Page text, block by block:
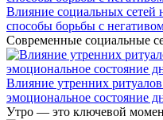
Влияние социальных сетей
способы борьбы с
Современные социальные
Влияние утренних
эмоциональное состояние
Утро — это ключевой